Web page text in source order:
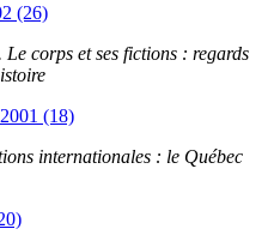
(26)
corps et ses fictions : regards
(18)
internationales : le Québec